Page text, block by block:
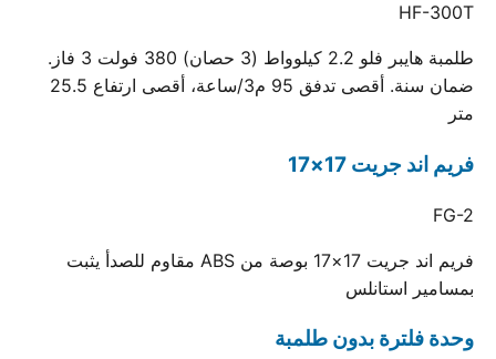
HF-300T
طلمبة هايبر فلو 2.2 كيلوواط (3 حصان) 380 فولت 3 فاز.
ضمان سنة. أقصى تدفق 95 م3/ساعة، أقصى ارتفاع 25.5
متر
فريم اند جريت 17×17
FG-2
فريم اند جريت 17×17 بوصة من ABS مقاوم للصدأ يثبت
بمسامير استانلس
وحدة فلترة بدون طلمبة